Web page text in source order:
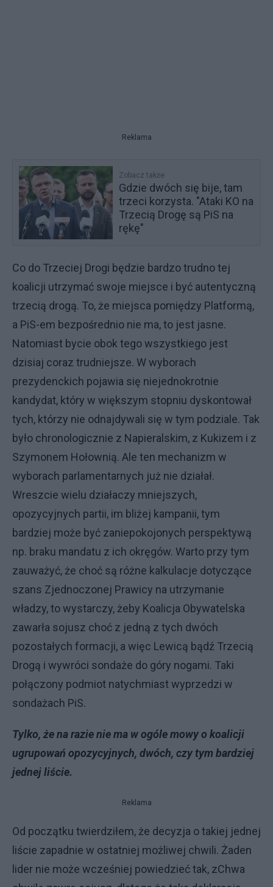
Reklama
Zobacz także
Gdzie dwóch się bije, tam
trzeci korzysta. "Ataki KO na
Trzecią Drogę są PiS na
rękę"
Co do Trzeciej Drogi będzie bardzo trudno tej
koalicji utrzymać swoje miejsce i być autentyczną
trzecią drogą. To, że miejsca pomiędzy Platformą,
a PiS-em bezpośrednio nie ma, to jest jasne.
Natomiast bycie obok tego wszystkiego jest
dzisiaj coraz trudniejsze. W wyborach
prezydenckich pojawia się niejednokrotnie
kandydat, który w większym stopniu dyskontował
tych, którzy nie odnajdywali się w tym podziale. Tak
było chronologicznie z Napieralskim, z Kukizem i z
Szymonem Hołownią. Ale ten mechanizm w
wyborach parlamentarnych już nie działał.
Wreszcie wielu działaczy mniejszych,
opozycyjnych partii, im bliżej kampanii, tym
bardziej może być zaniepokojonych perspektywą
np. braku mandatu z ich okręgów. Warto przy tym
zauważyć, że choć są różne kalkulacje dotyczące
szans Zjednoczonej Prawicy na utrzymanie
władzy, to wystarczy, żeby Koalicja Obywatelska
zawarła sojusz choć z jedną z tych dwóch
pozostałych formacji, a więc Lewicą bądź Trzecią
Drogą i wywróci sondaże do góry nogami. Taki
połączony podmiot natychmiast wyprzedzi w
sondażach PiS.
Tylko, że na razie nie ma w ogóle mowy o koalicji
ugrupowań opozycyjnych, dwóch, czy tym bardziej
jednej liście.
Reklama
Od początku twierdziłem, że decyzja o takiej jednej
liście zapadnie w ostatniej możliwej chwili. Żaden
lider nie może wcześniej powiedzieć tak, zChwa